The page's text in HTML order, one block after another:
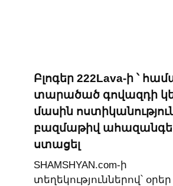
Բլոգեր 222Lava-ի ՝
տարածած գովազդի
մասին
բազմաթիվ
ստացել
SHAMSHYAN.com-ի
տեղեկություններով՝